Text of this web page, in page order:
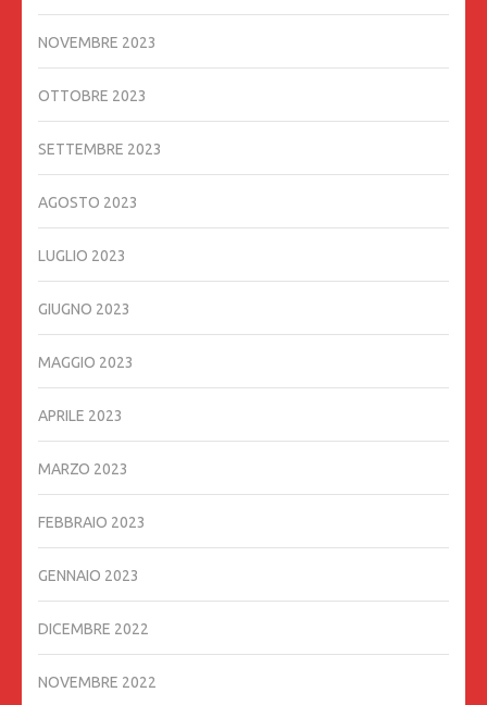
NOVEMBRE 2023
OTTOBRE 2023
SETTEMBRE 2023
AGOSTO 2023
LUGLIO 2023
GIUGNO 2023
MAGGIO 2023
APRILE 2023
MARZO 2023
FEBBRAIO 2023
GENNAIO 2023
DICEMBRE 2022
NOVEMBRE 2022